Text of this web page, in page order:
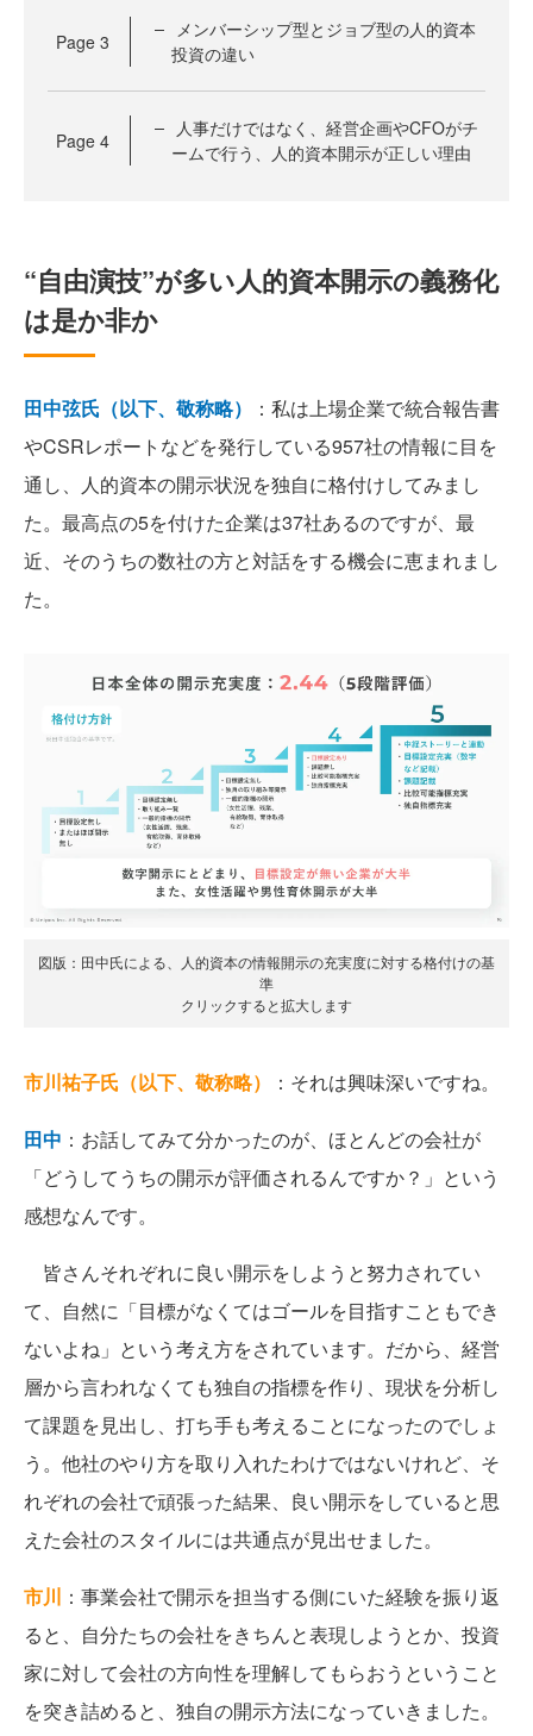
Page 3
メンバーシップ型とジョブ型の人的資本
投資の違い
Page 4
人事だけではなく、経営企画やCFOがチ
ームで行う、人的資本開示が正しい理由
“自由演技”が多い人的資本開示の義務化
は是か非か
田中弦氏（以下、敬称略）
：私は上場企業で統合報告書
やCSRレポートなどを発行している957社の情報に目を
通し、人的資本の開示状況を独自に格付けしてみまし
た。最高点の5を付けた企業は37社あるのですが、最
近、そのうちの数社の方と対話をする機会に恵まれまし
た。
図版：田中氏による、人的資本の情報開示の充実度に対する格付けの基
準
クリックすると拡大します
市川祐子氏（以下、敬称略） ：それは興味深いですね。
田中 ：お話してみて分かったのが、ほとんどの会社が
「どうしてうちの開示が評価されるんですか？」という
感想なんです。
皆さんそれぞれに良い開示をしようと努力されてい
て、自然に「目標がなくてはゴールを目指すこともでき
ないよね」という考え方をされています。だから、経営
層から言われなくても独自の指標を作り、現状を分析し
て課題を見出し、打ち手も考えることになったのでしょ
う。他社のやり方を取り入れたわけではないけれど、そ
れぞれの会社で頑張った結果、良い開示をしていると思
えた会社のスタイルには共通点が見出せました。
市川 ：事業会社で開示を担当する側にいた経験を振り返
ると、自分たちの会社をきちんと表現しようとか、投資
家に対して会社の方向性を理解してもらおうということ
を突き詰めると、独自の開示方法になっていきました。